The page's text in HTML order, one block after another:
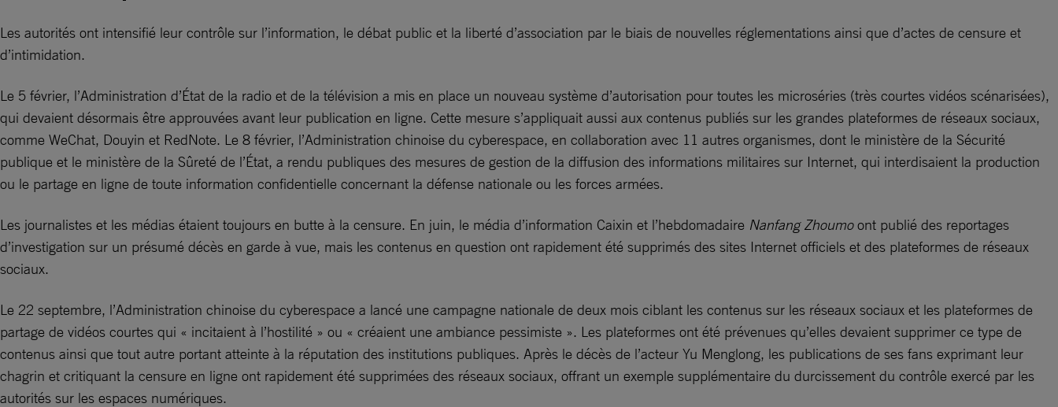
Les autorités ont intensifié leur contrôle sur l’information, le débat public et la liberté d’association par le biais de nouvelles réglementations ainsi que d’actes de censure et
d’intimidation.
Le 5 février, l’Administration d’État de la radio et de la télévision a mis en place un nouveau système d’autorisation pour toutes les microséries (très courtes vidéos scénarisées),
qui devaient désormais être approuvées avant leur publication en ligne. Cette mesure s’appliquait aussi aux contenus publiés sur les grandes plateformes de réseaux sociaux,
comme WeChat, Douyin et RedNote. Le 8 février, l’Administration chinoise du cyberespace, en collaboration avec 11 autres organismes, dont le ministère de la Sécurité
publique et le ministère de la Sûreté de l’État, a rendu publiques des mesures de gestion de la diffusion des informations militaires sur Internet, qui interdisaient la production
ou le partage en ligne de toute information confidentielle concernant la défense nationale ou les forces armées.
Les journalistes et les médias étaient toujours en butte à la censure. En juin, le média d’information Caixin et l’hebdomadaire Nanfang Zhoumoont publié des reportages
d’investigation sur un présumé décès en garde à vue, mais les contenus en question ont rapidement été supprimés des sites Internet officiels et des plateformes de réseaux
sociaux.
Le 22 septembre, l’Administration chinoise du cyberespace a lancé une campagne nationale de deux mois ciblant les contenus sur les réseaux sociaux et les plateformes de
partage de vidéos courtes qui « incitaient à l’hostilité » ou « créaient une ambiance pessimiste ». Les plateformes ont été prévenues qu’elles devaient supprimer ce type de
contenus ainsi que tout autre portant atteinte à la réputation des institutions publiques. Après le décès de l’acteur Yu Menglong, les publications de ses fans exprimant leur
chagrin et critiquant la censure en ligne ont rapidement été supprimées des réseaux sociaux, offrant un exemple supplémentaire du durcissement du contrôle exercé par les
autorités sur les espaces numériques.